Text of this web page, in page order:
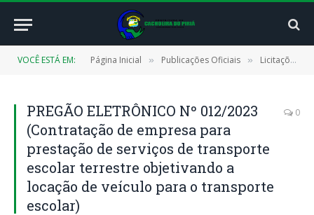
VOCÊ ESTÁ EM: Página Inicial » Publicações Oficiais » Licitações
PREGÃO ELETRÔNICO Nº 012/2023
(Contratação de empresa para
prestação de serviços de transporte
escolar terrestre objetivando a
locação de veículo para o transporte
escolar)
0